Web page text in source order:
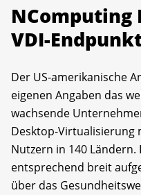
NComputing
VDI-
Der US-amerikanische
eigenen Angaben das
wachsende
Desktop-Virtualisierung
Nutzern in 140
entsprechend breit
über das